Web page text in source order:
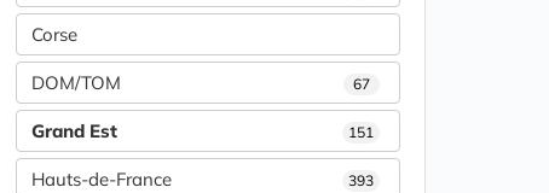
Corse
DOM/TOM 67
Grand Est 151
Hauts-de-France 393